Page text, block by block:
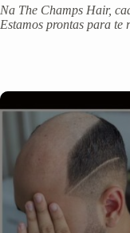
Na The Champs Hair,
Estamos prontas para te